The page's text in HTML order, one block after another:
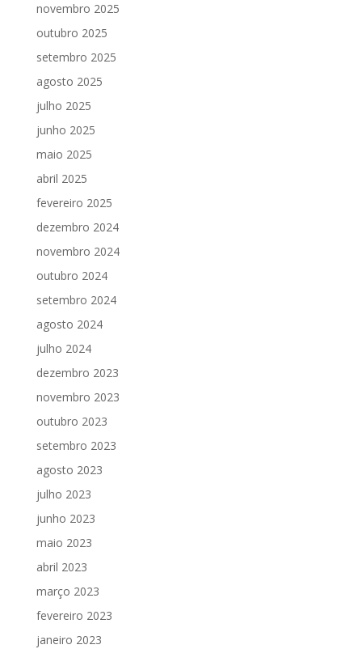
novembro 2025
outubro 2025
setembro 2025
agosto 2025
julho 2025
junho 2025
maio 2025
abril 2025
fevereiro 2025
dezembro 2024
novembro 2024
outubro 2024
setembro 2024
agosto 2024
julho 2024
dezembro 2023
novembro 2023
outubro 2023
setembro 2023
agosto 2023
julho 2023
junho 2023
maio 2023
abril 2023
março 2023
fevereiro 2023
janeiro 2023